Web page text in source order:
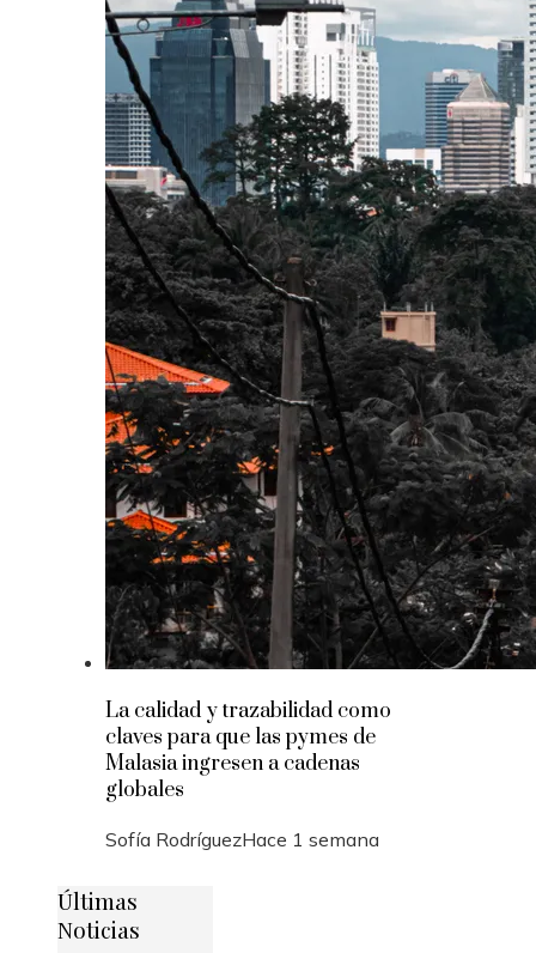
La calidad y trazabilidad como
claves para que las pymes de
Malasia ingresen a cadenas
globales
Sofía RodríguezHace 1 semana
Últimas
Noticias